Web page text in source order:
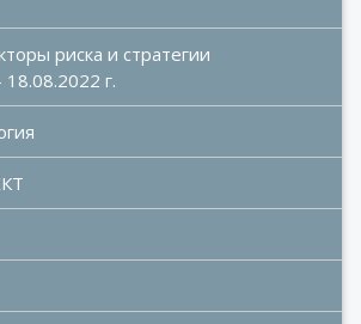
риска и стратегии
г.